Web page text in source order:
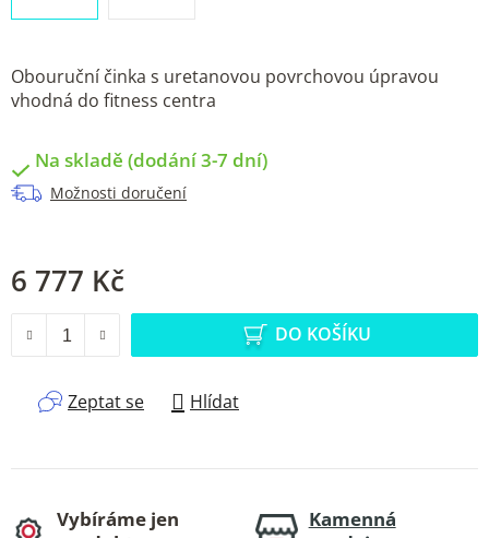
Obouruční činka s uretanovou povrchovou úpravou
vhodná do fitness centra
Na skladě (dodání 3-7 dní)
Možnosti doručení
6 777 Kč
DO KOŠÍKU
Zeptat se Hlídat
Vybíráme jen
Kamenná